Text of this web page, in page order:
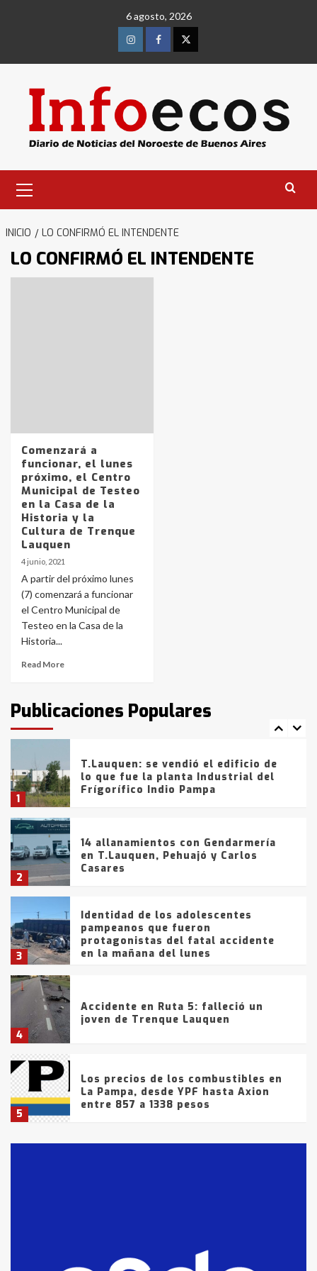
6 agosto, 2026
InstagramFacebookTwitter
primario
INICIO LO CONFIRMÓ EL INTENDENTE
LO CONFIRMÓ EL INTENDENTE
Comenzará a
funcionar, el lunes
próximo, el Centro
Municipal de Testeo
en la Casa de la
Historia y la
Cultura de Trenque
Lauquen
4 junio, 2021
A partir del próximo lunes
(7) comenzará a funcionar
el Centro Municipal de
Testeo en la Casa de la
Historia...
Read More
Publicaciones Populares
4
Accidente en Ruta 5: falleció un
joven de Trenque Lauquen
5
Los precios de los combustibles en
La Pampa, desde YPF hasta Axion
6
La Bolsa de Cereales de Bahía
Blanca anticipa que Agosto vendrá
con lluvias y heladas, en gran parte
fueron detenidos por
comercialización de drogas en la
tarde del sábado
1
T.Lauquen: se vendió el edificio de
lo que fue la planta Industrial del
Frígorífico Indio Pampa
2
14 allanamientos con Gendarmería
en T.Lauquen, Pehuajó y Carlos
Casares
3
Identidad de los adolescentes
pampeanos que fueron
protagonistas del fatal accidente
en la mañana del lunes
4
Accidente en Ruta 5: falleció un
joven de Trenque Lauquen
5
Los precios de los combustibles en
La Pampa, desde YPF hasta Axion
entre 857 a 1338 pesos
fueron detenidos por
comercialización de drogas en la